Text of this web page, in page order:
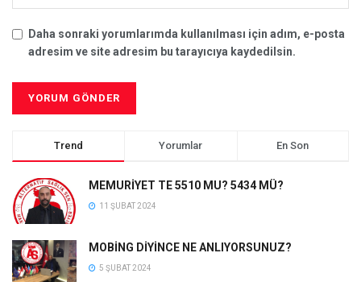
Daha sonraki yorumlarımda kullanılması için adım, e-posta
adresim ve site adresim bu tarayıcıya kaydedilsin.
Trend Yorumlar En Son
MEMURİYET TE 5510 MU? 5434 MÜ?
11 ŞUBAT 2024
MOBİNG DİYİNCE NE ANLIYORSUNUZ?
5 ŞUBAT 2024